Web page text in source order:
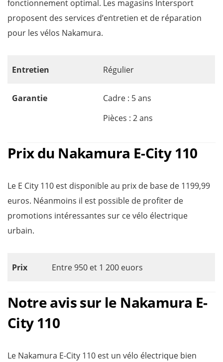
fonctionnement optimal. Les magasins Intersport
proposent des services d’entretien et de réparation
pour les vélos Nakamura.
Entretien Régulier
Garantie
Cadre : 5 ans
Pièces : 2 ans
Prix du Nakamura E-City 110
Le E City 110 est disponible au prix de base de 1199,99
euros. Néanmoins il est possible de profiter de
promotions intéressantes sur ce vélo électrique
urbain.
Prix Entre 950 et 1 200 euors
Notre avis sur le Nakamura E-
City 110
Le Nakamura E-City 110 est un vélo électrique bien